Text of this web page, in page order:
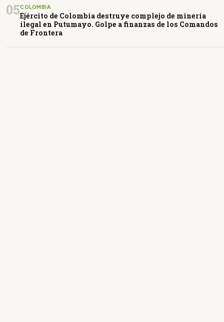
05COLOMBIA
Ejército de Colombia destruye complejo de minería
ilegal en Putumayo. Golpe a finanzas de los Comandos
de Frontera